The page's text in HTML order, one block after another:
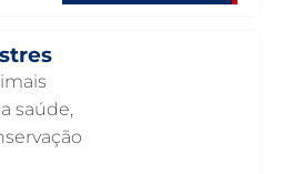
EM GUARULHOS
EM GUARULHOS
saúde,